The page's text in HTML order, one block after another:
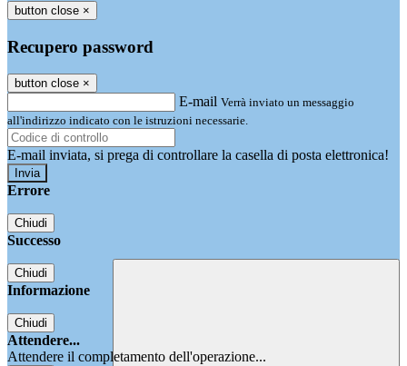
button close ×
Recupero password
button close ×
E-mail Verrà inviato un messaggio
all'indirizzo indicato con le istruzioni necessarie.
E-mail inviata, si prega di controllare la casella di posta elettronica!
Errore
Chiudi
Successo
Chiudi
Informazione
Chiudi
Attendere...
Attendere il completamento dell'operazione...